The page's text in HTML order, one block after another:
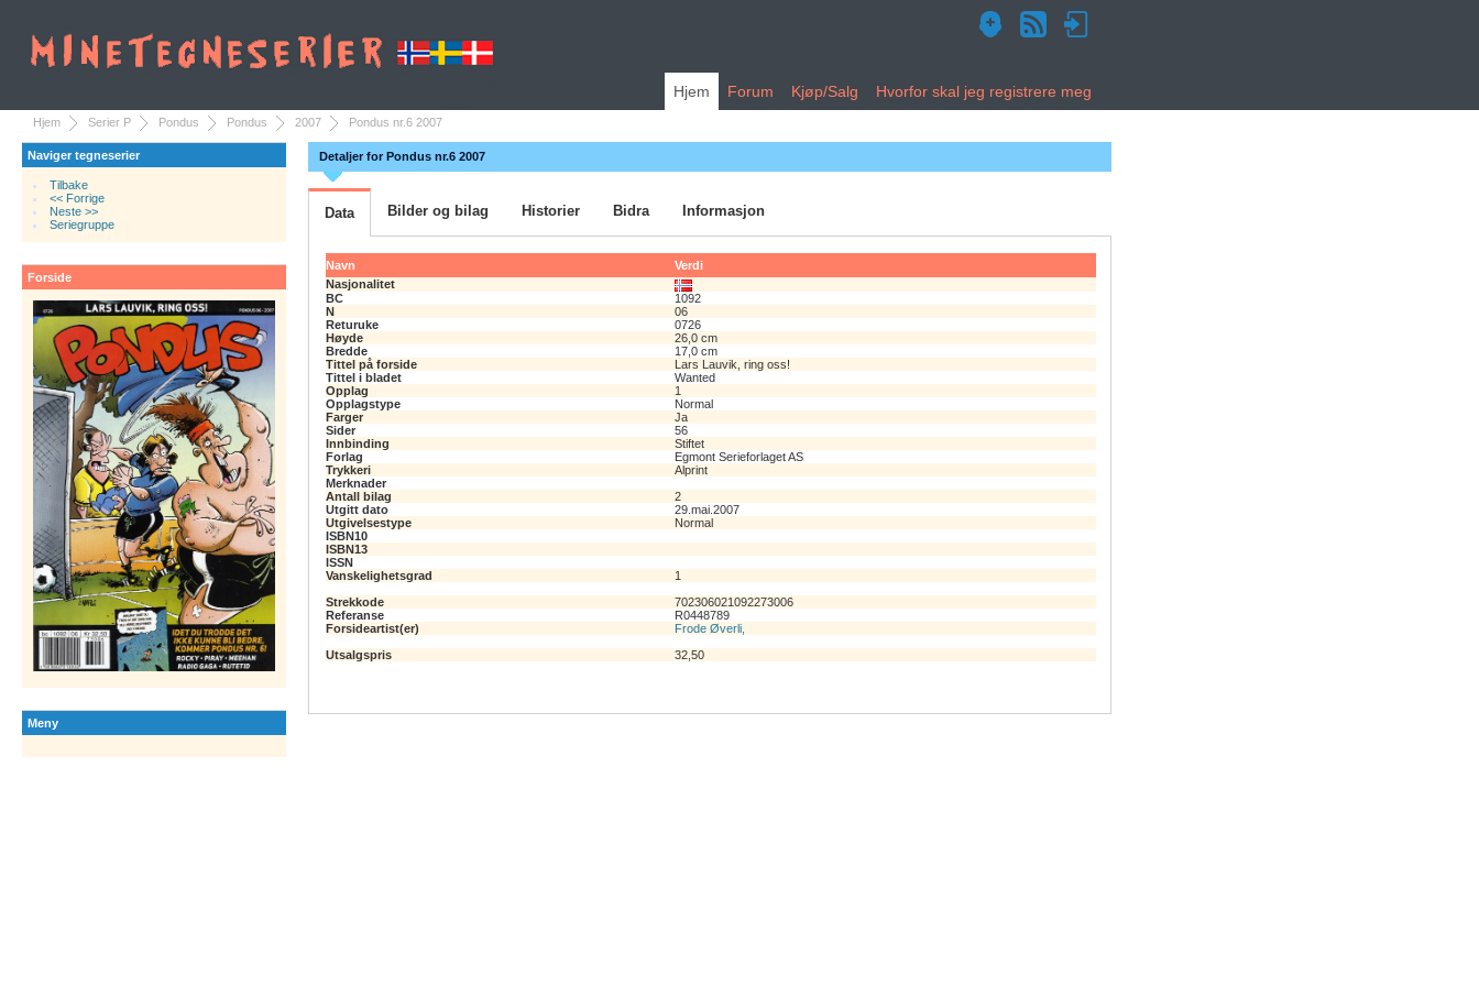
Hjem Forum Kjøp/Salg Hvorfor skal jeg registrere meg
Hjem Serier P Pondus Pondus 2007 Pondus nr.6 2007
Naviger tegneserier
Tilbake
<< Forrige
Neste >>
Seriegruppe
Forside
Meny
Detaljer for Pondus nr.6 2007
Data Bilder og bilag Historier Bidra Informasjon
Navn
Verdi
Nasjonalitet
BC
1092
N
06
Returuke
0726
Høyde
26,0 cm
Bredde
17,0 cm
Tittel på forside
Lars Lauvik, ring oss!
Tittel i bladet
Wanted
Opplag
1
Opplagstype
Normal
Farger
Ja
Sider
56
Innbinding
Stiftet
Forlag
Egmont Serieforlaget AS
Trykkeri
Alprint
Merknader
Antall bilag
2
Utgitt dato
29.mai.2007
Utgivelsestype
Normal
ISBN10
ISBN13
ISSN
Vanskelighetsgrad
1
Strekkode
702306021092273006
Referanse
R0448789
Forsideartist(er)
Frode Øverli,
Utsalgspris
32,50